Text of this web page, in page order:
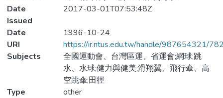
Date
Issued
2017-03-01T07:53:48Z
Date
1996-10-24
URI
https://ir.ntus.edu.tw/handle/987654321/
Subjects
全國運動會、台灣區運、省運會;網球;跳
水、水球;健力與健美;滑翔翼、飛行傘、高
空跳傘;田徑
Type
other